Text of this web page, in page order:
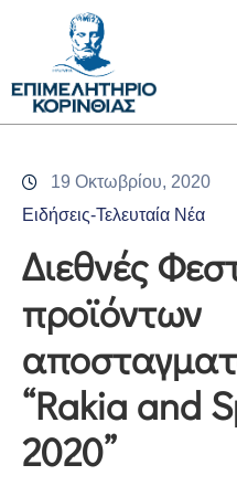
Επιμελητήριο
Υπηρεσίες
Προγράμματα
&
Εκδηλώσεις
Επικοινωνία
19 Οκτωβρίου, 2020
Ειδήσεις-Τελευταία Νέα
Διεθνές
προϊόντων
“Rakia and
2020”